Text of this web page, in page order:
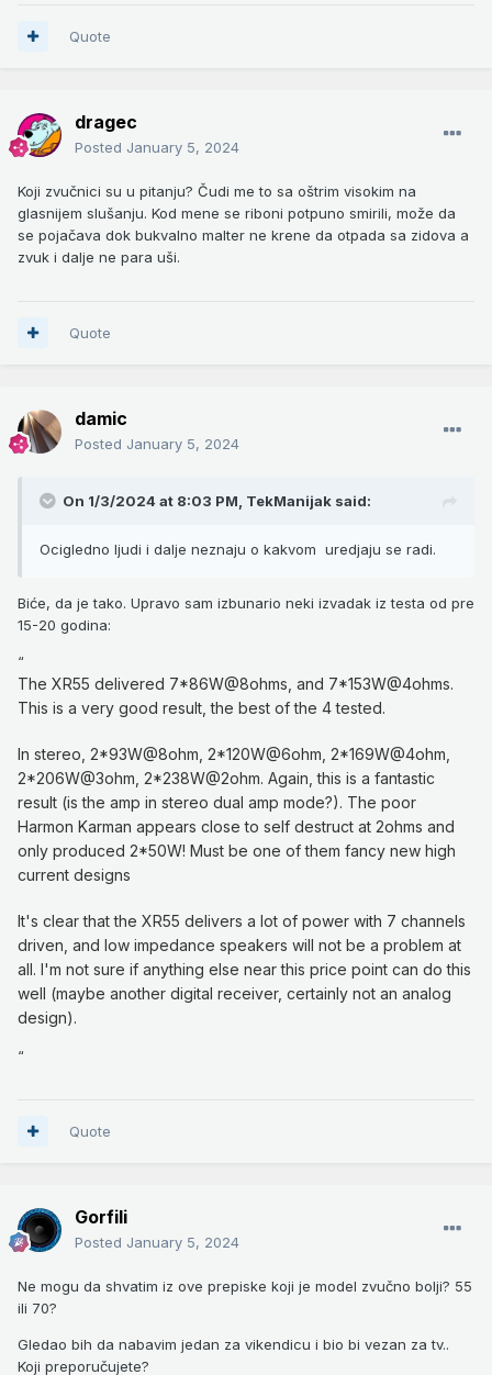
Quote
dragec
Posted January 5, 2024
Koji zvučnici su u pitanju? Čudi me to sa oštrim visokim na
glasnijem slušanju. Kod mene se riboni potpuno smirili, može da
se pojačava dok bukvalno malter ne krene da otpada sa zidova a
zvuk i dalje ne para uši.
Quote
damic
Posted January 5, 2024
On 1/3/2024 at 8:03 PM, TekManijak said:
Ocigledno ljudi i dalje neznaju o kakvom uredjaju se radi.
Biće, da je tako. Upravo sam izbunario neki izvadak iz testa od pre
15-20 godina:
“
The XR55 delivered 7*86W@8ohms, and 7*153W@4ohms.
This is a very good result, the best of the 4 tested.
In stereo, 2*93W@8ohm, 2*120W@6ohm, 2*169W@4ohm,
2*206W@3ohm, 2*238W@2ohm. Again, this is a fantastic
result (is the amp in stereo dual amp mode?). The poor
Harmon Karman appears close to self destruct at 2ohms and
only produced 2*50W! Must be one of them fancy new high
current designs
It's clear that the XR55 delivers a lot of power with 7 channels
driven, and low impedance speakers will not be a problem at
all. I'm not sure if anything else near this price point can do this
well (maybe another digital receiver, certainly not an analog
design).
“
Quote
Gorfili
Posted January 5, 2024
Ne mogu da shvatim iz ove prepiske koji je model zvučno bolji? 55
ili 70?
Gledao bih da nabavim jedan za vikendicu i bio bi vezan za tv..
Koji preporučujete?